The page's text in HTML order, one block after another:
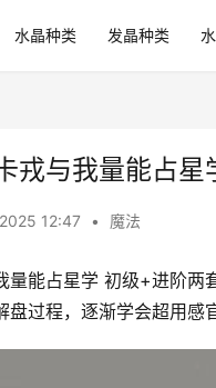
水晶种类 发晶种类
戎与我量能‬占星
12:47 • 魔法
量能‬占星学 初级+进阶
盘过程，逐渐学会超用‬